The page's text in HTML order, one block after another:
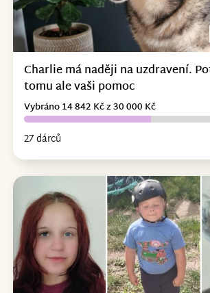
Charlie má naději na uzdravení.
tomu ale vaši pomoc
27 dárců
Vybráno 14 842 Kč z 30 000 Kč